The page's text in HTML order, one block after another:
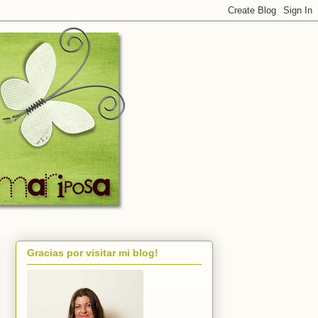
Gracias por visitar mi blog!